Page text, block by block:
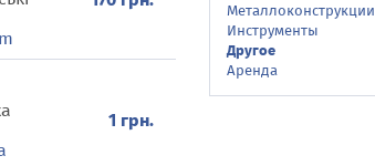
1 грн.
Металлоконструкции
Инструменты
Другое
Аренда